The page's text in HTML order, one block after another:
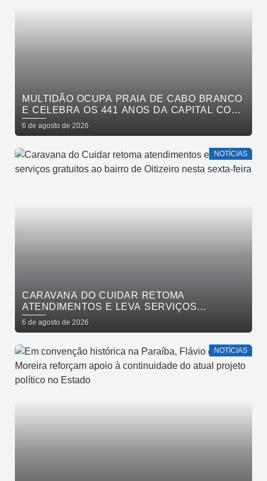
MULTIDÃO OCUPA PRAIA DE CABO BRANCO
E CELEBRA OS 441 ANOS DA CAPITAL COM
SHOWS DE ROUPA NOVA E FÁBIO JR
6 de agosto de 2026
NOTÍCIAS
CARAVANA DO CUIDAR RETOMA
ATENDIMENTOS E LEVA SERVIÇOS
GRATUITOS AO BAIRRO DE OITIZEIRO
NESTA SEXTA-FEIRA
6 de agosto de 2026
NOTÍCIAS